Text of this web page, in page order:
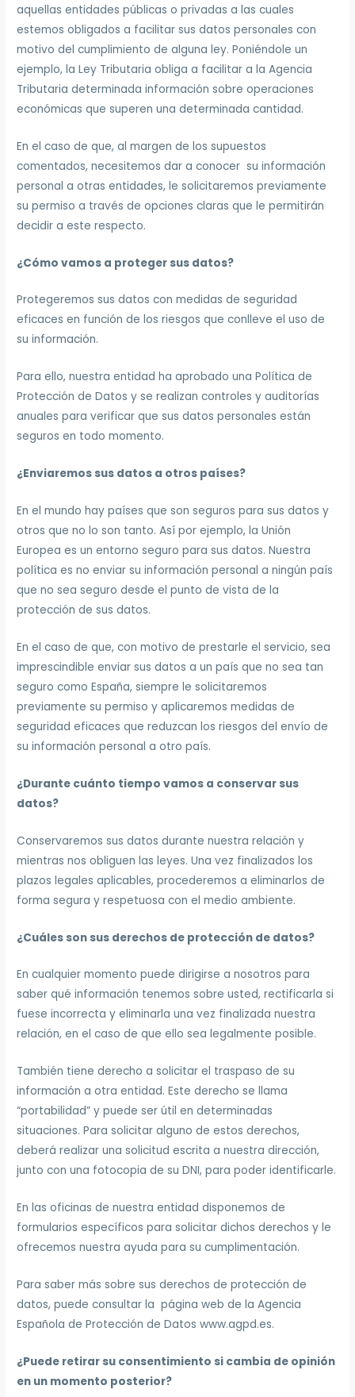
aquellas entidades públicas o privadas a las cuales
estemos obligados a facilitar sus datos personales con
motivo del cumplimiento de alguna ley. Poniéndole un
ejemplo, la Ley Tributaria obliga a facilitar a la Agencia
Tributaria determinada información sobre operaciones
económicas que superen una determinada cantidad.
En el caso de que, al margen de los supuestos
comentados, necesitemos dar a conocer su información
personal a otras entidades, le solicitaremos previamente
su permiso a través de opciones claras que le permitirán
decidir a este respecto.
¿Cómo vamos a proteger sus datos?
Protegeremos sus datos con medidas de seguridad
eficaces en función de los riesgos que conlleve el uso de
su información.
Para ello, nuestra entidad ha aprobado una Política de
Protección de Datos y se realizan controles y auditorías
anuales para verificar que sus datos personales están
seguros en todo momento.
¿Enviaremos sus datos a otros países?
En el mundo hay países que son seguros para sus datos y
otros que no lo son tanto. Así por ejemplo, la Unión
Europea es un entorno seguro para sus datos. Nuestra
política es no enviar su información personal a ningún país
que no sea seguro desde el punto de vista de la
protección de sus datos.
En el caso de que, con motivo de prestarle el servicio, sea
imprescindible enviar sus datos a un país que no sea tan
seguro como España, siempre le solicitaremos
previamente su permiso y aplicaremos medidas de
seguridad eficaces que reduzcan los riesgos del envío de
su información personal a otro país.
¿Durante cuánto tiempo vamos a conservar sus
datos?
Conservaremos sus datos durante nuestra relación y
mientras nos obliguen las leyes. Una vez finalizados los
plazos legales aplicables, procederemos a eliminarlos de
forma segura y respetuosa con el medio ambiente.
¿Cuáles son sus derechos de protección de datos?
En cualquier momento puede dirigirse a nosotros para
saber qué información tenemos sobre usted, rectificarla si
fuese incorrecta y eliminarla una vez finalizada nuestra
relación, en el caso de que ello sea legalmente posible.
También tiene derecho a solicitar el traspaso de su
información a otra entidad. Este derecho se llama
“portabilidad” y puede ser útil en determinadas
situaciones. Para solicitar alguno de estos derechos,
deberá realizar una solicitud escrita a nuestra dirección,
junto con una fotocopia de su DNI, para poder identificarle.
En las oficinas de nuestra entidad disponemos de
formularios específicos para solicitar dichos derechos y le
ofrecemos nuestra ayuda para su cumplimentación.
Para saber más sobre sus derechos de protección de
datos, puede consultar la página web de la Agencia
Española de Protección de Datos www.agpd.es.
¿Puede retirar su consentimiento si cambia de opinión
en un momento posterior?